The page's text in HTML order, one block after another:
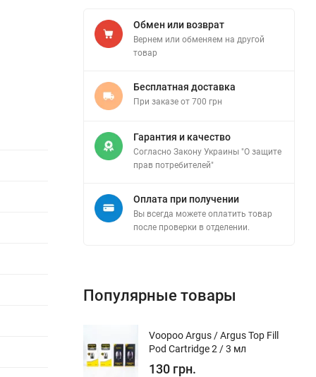
Обмен или возврат
Вернем или обменяем на другой
товар
Бесплатная доставка
При заказе от 700 грн
Гарантия и качество
Согласно Закону Украины "О защите
прав потребителей"
Оплата при получении
Вы всегда можете оплатить товар
после проверки в отделении.
Популярные товары
Voopoo Argus / Argus Top Fill
Pod Cartridge 2 / 3 мл
130 грн.